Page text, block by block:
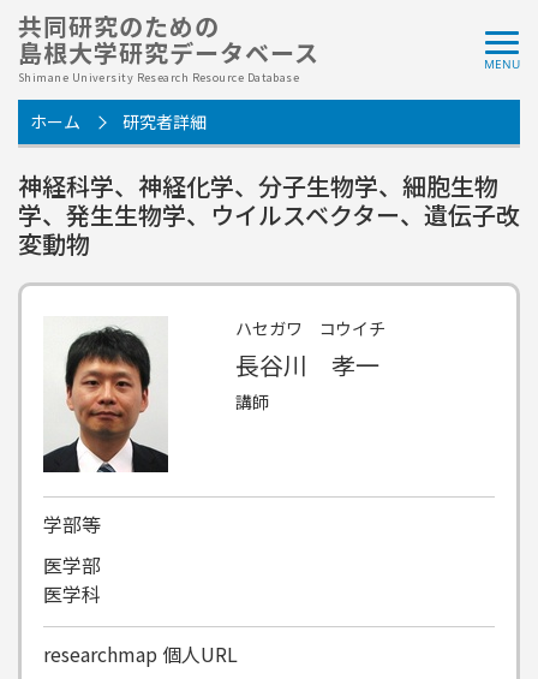
共同研究のための
島根大学研究データベース
Shimane University Research Resource Database
ホーム 研究者詳細
神経科学、神経化学、分子生物学、細胞生物
学、発生生物学、ウイルスベクター、遺伝子改
変動物
ハセガワ コウイチ
長谷川 孝一
講師
学部等
医学部
医学科
researchmap 個人URL